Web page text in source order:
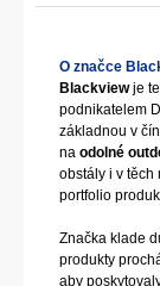
O značce
Blackviewje
podnikatelem
základnou v
na odolné
obstály i v těch
portfolio
Značka klade
produkty
aby